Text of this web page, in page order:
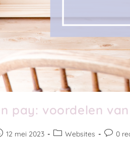
pay: voordelen
12 mei 2023 Websites 0